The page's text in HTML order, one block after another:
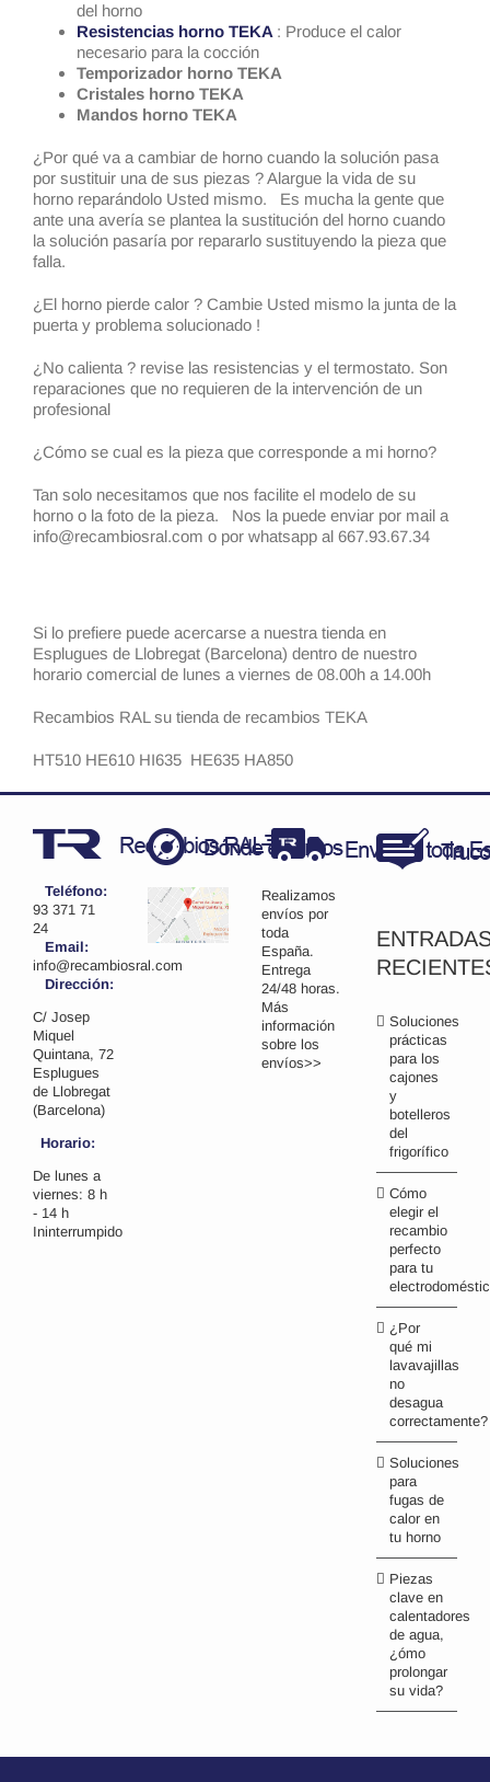
del horno
Resistencias horno TEKA : Produce el calor
necesario para la cocción
Temporizador horno TEKA
Cristales horno TEKA
Mandos horno TEKA
¿Por qué va a cambiar de horno cuando la solución pasa
por sustituir una de sus piezas ? Alargue la vida de su
horno reparándolo Usted mismo. Es mucha la gente que
ante una avería se plantea la sustitución del horno cuando
la solución pasaría por repararlo sustituyendo la pieza que
falla.
¿El horno pierde calor ? Cambie Usted mismo la junta de la
puerta y problema solucionado !
¿No calienta ? revise las resistencias y el termostato. Son
reparaciones que no requieren de la intervención de un
profesional
¿Cómo se cual es la pieza que corresponde a mi horno?
Tan solo necesitamos que nos facilite el modelo de su
horno o la foto de la pieza. Nos la puede enviar por mail a
info@recambiosral.com o por whatsapp al 667.93.67.34
Si lo prefiere puede acercarse a nuestra tienda en
Esplugues de Llobregat (Barcelona) dentro de nuestro
horario comercial de lunes a viernes de 08.00h a 14.00h
Recambios RAL su tienda de recambios TEKA
HT510 HE610 HI635 HE635 HA850
Teléfono:
93 371 71
24
Email:
info@recambiosral.com
Dirección:
C/ Josep
Miquel
Quintana, 72
Esplugues
de Llobregat
(Barcelona)
Horario:
De lunes a
viernes: 8 h
- 14 h
Ininterrumpido
Realizamos
envíos por
toda
España.
Entrega
24/48 horas.
Más
información
sobre los
envíos>>
Soluciones
prácticas
para los
cajones
y
botelleros
del
frigorífico
Cómo
elegir el
recambio
perfecto
para tu
¿Por
qué mi
lavavajillas
no
desagua
correctamente?
Soluciones
para
fugas de
calor en
tu horno
Piezas
clave en
calentadores
de agua,
¿ómo
prolongar
su vida?